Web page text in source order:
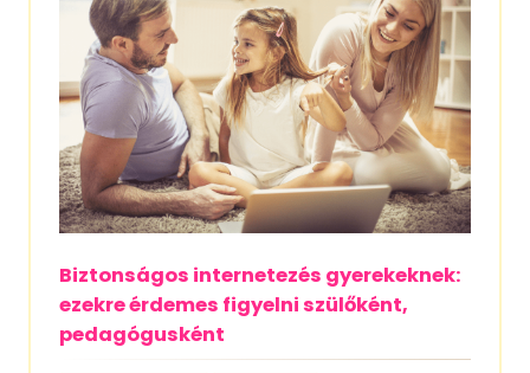
Biztonságos internetezés gyerekeknek:
ezekre érdemes figyelni szülőként,
pedagógusként